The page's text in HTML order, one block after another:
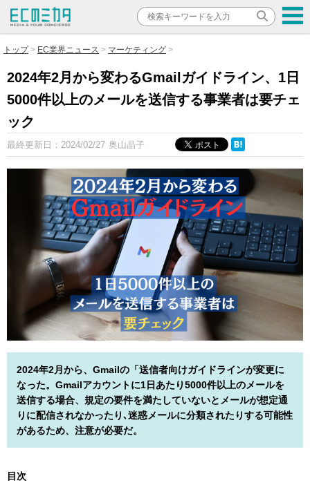
トップ EC業界ニュース マーケティング
2024年2月から変わるGmailガイドライン、1日
5000件以上のメールを送信する事業者は要チェ
ック
最終更新日： 2024/02/27 奥山晶子
2024年2月から、Gmailの「送信者向けガイドラインが変更に
なった。Gmailアカウントに1日あたり5000件以上のメールを
送信する場合、規定の要件を満たしていないとメールが想定通
りに配信されなかったり､迷惑メールに分類されたりする可能性
があるため、注意が必要だ。
目次